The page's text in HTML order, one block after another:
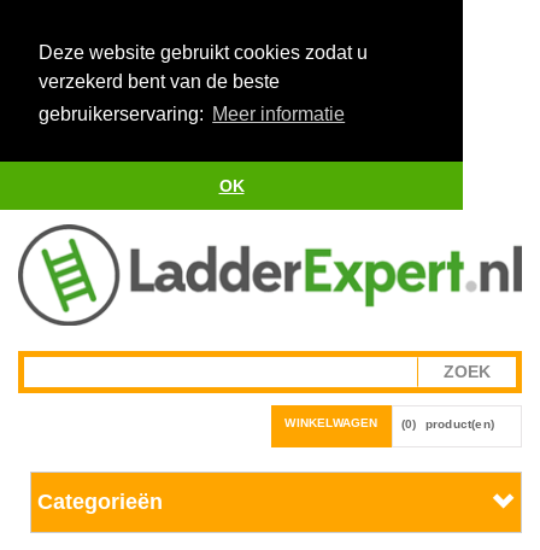
Deze website gebruikt cookies zodat u
verzekerd bent van de beste
gebruikerservaring: Meer informatie
OK
WINKELWAGEN (0) product(en)
Categorieën